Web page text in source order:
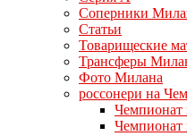
Соперники
Статьи
Товарищеские
Трансферы
Фото Милана
россонери на
Чемпионат
Чемпионат